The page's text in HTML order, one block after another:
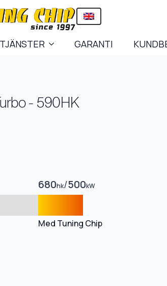
GARANTI
- 590HK
680hk/500kW
Med Tuning Chip